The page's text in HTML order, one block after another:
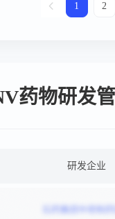
1 2
药物研发
研发企业